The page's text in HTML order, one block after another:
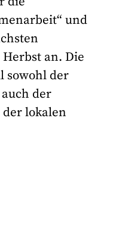
und
an. Die
sowohl der
der
lokalen